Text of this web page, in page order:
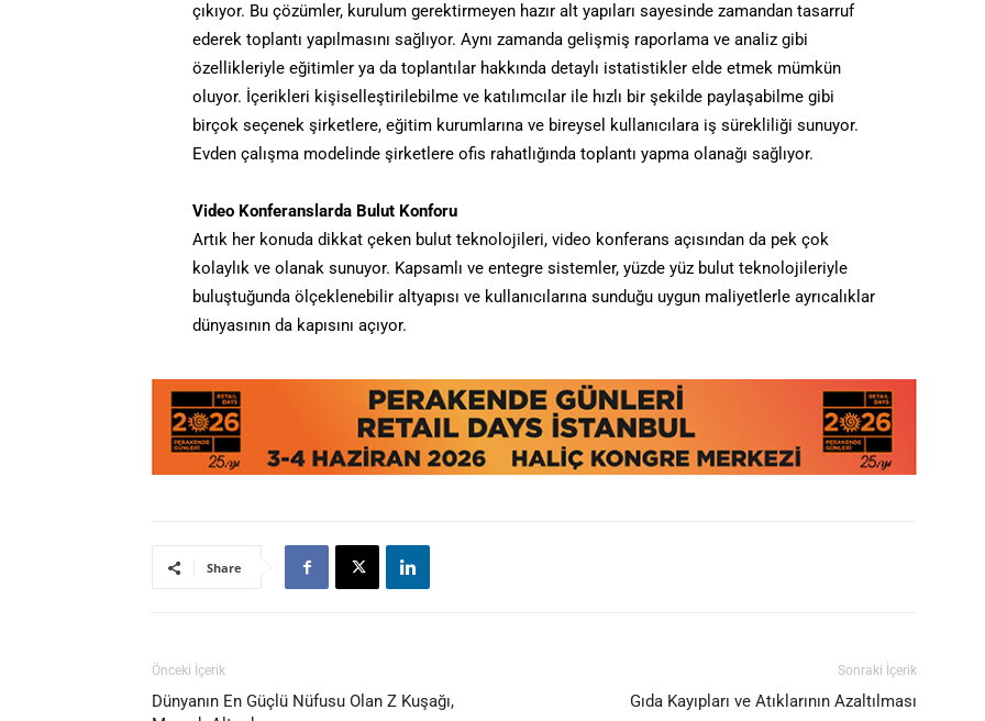
çıkıyor. Bu çözümler, kurulum gerektirmeyen hazır alt yapıları sayesinde zamandan tasarruf
ederek toplantı yapılmasını sağlıyor. Aynı zamanda gelişmiş raporlama ve analiz gibi
özellikleriyle eğitimler ya da toplantılar hakkında detaylı istatistikler elde etmek mümkün
oluyor. İçerikleri kişiselleştirilebilme ve katılımcılar ile hızlı bir şekilde paylaşabilme gibi
birçok seçenek şirketlere, eğitim kurumlarına ve bireysel kullanıcılara iş sürekliliği sunuyor.
Evden çalışma modelinde şirketlere ofis rahatlığında toplantı yapma olanağı sağlıyor.
Video Konferanslarda Bulut Konforu
Artık her konuda dikkat çeken bulut teknolojileri, video konferans açısından da pek çok
kolaylık ve olanak sunuyor. Kapsamlı ve entegre sistemler, yüzde yüz bulut teknolojileriyle
buluştuğunda ölçeklenebilir altyapısı ve kullanıcılarına sunduğu uygun maliyetlerle ayrıcalıklar
dünyasının da kapısını açıyor.
Share
Önceki İçerik
Dünyanın En Güçlü Nüfusu Olan Z Kuşağı,
Sonraki İçerik
Gıda Kayıpları ve Atıklarının Azaltılması